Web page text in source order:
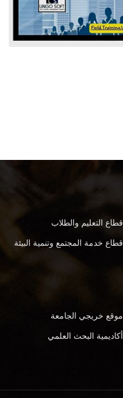
قطاع التعليم والطلاب
قطاع خدمة المجتمع وتنمية البيئة
موقع خريجي الجامعة
أكاديمية البحث العلمي